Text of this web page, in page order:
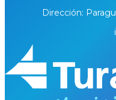
Dirección: